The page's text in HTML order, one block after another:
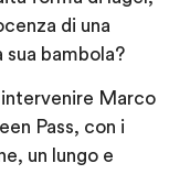
di una
sua bambola?
Marco
Pass, con i
un lungo e